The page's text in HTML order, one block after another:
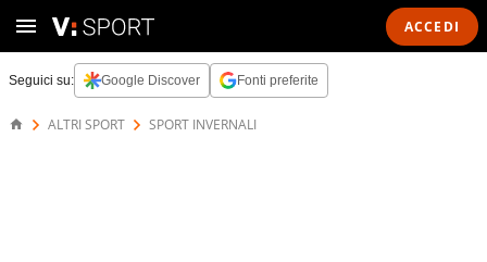
ACCEDI
Seguici su: Google Discover Fonti preferite
ALTRI SPORT SPORT INVERNALI